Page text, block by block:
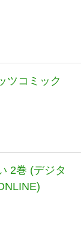
ツコミック
2巻 (デジタ